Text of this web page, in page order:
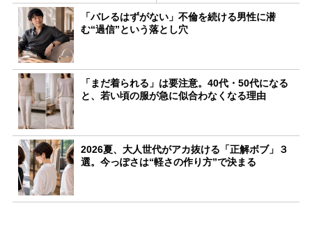
「バレるはずがない」不倫を続ける男性に潜
む“過信”という落とし穴
「まだ着られる」は要注意。40代・50代になる
と、若い頃の服が急に似合わなくなる理由
2026夏、大人世代がアカ抜ける「正解ボブ」３
選。今っぽさは“軽さの作り方”で決まる